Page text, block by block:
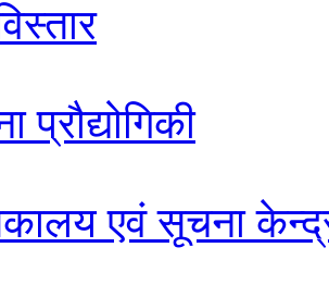
प्रौद्योगिकी
एवं सूचना